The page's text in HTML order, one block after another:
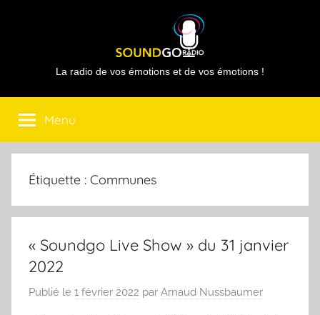
Sound
Go
Radio
La radio de vos émotions et de vos émotions !
Menu
Étiquette : Communes
« Soundgo Live Show » du 31 janvier
2022
Publié le 1 février 2022 par Arnaud Nussbaumer